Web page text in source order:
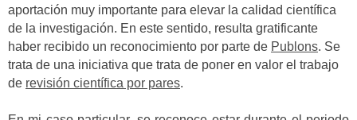
aportación muy importante para elevar la calidad científica
de la investigación. En este sentido, resulta gratificante
haber recibido un reconocimiento por parte de Publons. Se
trata de una iniciativa que trata de poner en valor el trabajo
de revisión científica por pares.